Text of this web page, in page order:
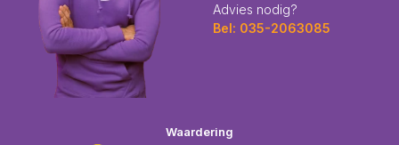
Advies nodig?
Bel: 035-2063085
Waardering